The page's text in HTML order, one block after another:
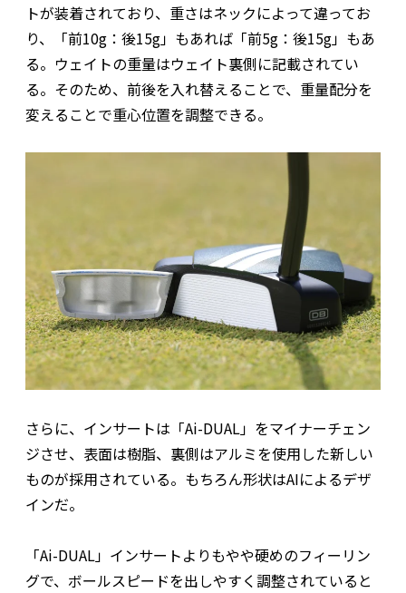
トが装着されており、重さはネックによって違ってお
り、「前10g：後15g」もあれば「前5g：後15g」もあ
る。ウェイトの重量はウェイト裏側に記載されてい
る。そのため、前後を入れ替えることで、重量配分を
変えることで重心位置を調整できる。
さらに、インサートは「Ai-DUAL」をマイナーチェン
ジさせ、表面は樹脂、裏側はアルミを使用した新しい
ものが採用されている。もちろん形状はAIによるデザ
インだ。
「Ai-DUAL」インサートよりもやや硬めのフィーリン
グで、ボールスピードを出しやすく調整されていると